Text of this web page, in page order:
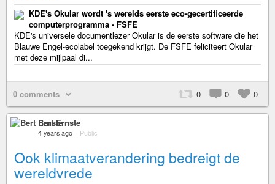
KDE's Okular wordt 's werelds eerste eco-gecertificeerde
computerprogramma - FSFE
KDE's universele documentlezer Okular is de eerste software die het
Blauwe Engel-ecolabel toegekend krijgt. De FSFE feliciteert Okular
met deze mijlpaal di...
0 comments 0 0 0
Bert Ernste
4 years ago – Public
Ook klimaatverandering bedreigt de
wereldvrede